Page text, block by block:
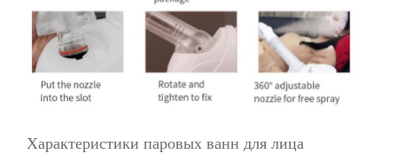
Характеристики паровых ванн для лица